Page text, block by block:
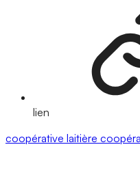
lien
coopérative laitière